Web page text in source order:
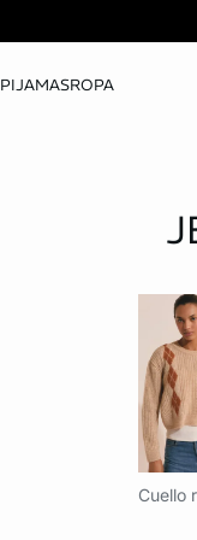
PIJAMASROPA
Cuello